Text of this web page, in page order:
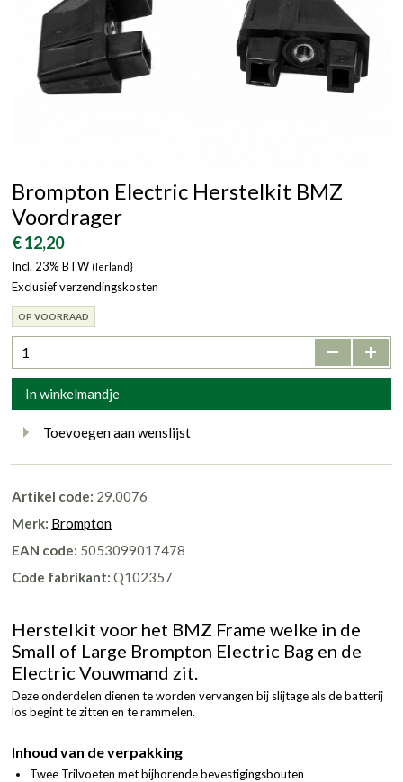
Brompton Electric Herstelkit BMZ
Voordrager
€ 12,20
Incl. 23% BTW (Ierland}
Exclusief verzendingskosten
OP VOORRAAD
- +
In winkelmandje
Toevoegen aan wenslijst
Artikel code: 29.0076
Merk: Brompton
EAN code: 5053099017478
Code fabrikant: Q102357
Herstelkit voor het BMZ Frame welke in de
Small of Large Brompton Electric Bag en de
Electric Vouwmand zit.
Deze onderdelen dienen te worden vervangen bij slijtage als de batterij
los begint te zitten en te rammelen.
Inhoud van de verpakking
Twee Trilvoeten met bijhorende bevestigingsbouten